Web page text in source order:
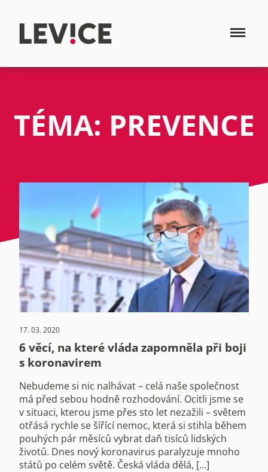
TÉMA: PREVENCE
17. 03. 2020
6 věcí, na které vláda zapomněla při boji
s koronavirem
Nebudeme si nic nalhávat – celá naše společnost
má před sebou hodně rozhodování. Ocitli jsme se
v situaci, kterou jsme přes sto let nezažili – světem
otřásá rychle se šířící nemoc, která si stihla během
pouhých pár měsíců vybrat daň tisíců lidských
životů. Dnes nový koronavirus paralyzuje mnoho
států po celém světě. Česká vláda dělá, […]